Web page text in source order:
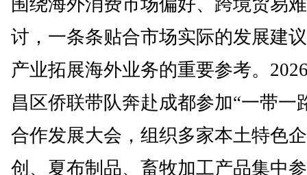
围绕海外消费市场偏好、跨境贸易
讨，一条条贴合市场实际的发展建
产业拓展海外业务的重要参考。
昌区侨联带队奔赴成都参加“一带一
合作发展大会，组织多家本土特色
创、夏布制品、畜牧加工产品集中